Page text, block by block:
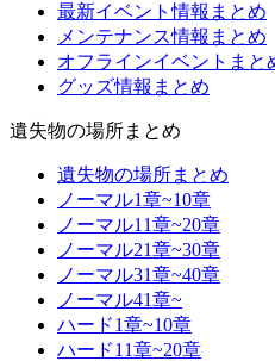
最新イベント情報まとめ
メンテナンス情報まとめ
オフラインイベントまと
グッズ情報まとめ
遺失物の場所まとめ
遺失物の場所まとめ
ノーマル1章~10章
ノーマル11章~20章
ノーマル21章~30章
ノーマル31章~40章
ノーマル41章~
ハード1章~10章
ハード11章~20章